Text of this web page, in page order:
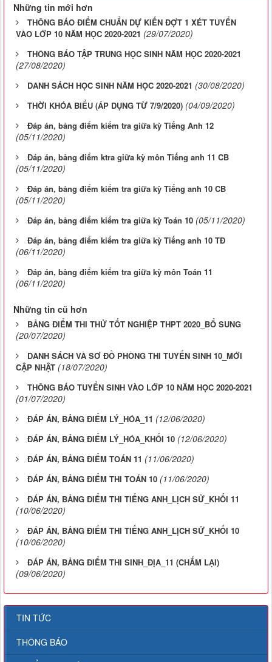
Những tin mới hơn
THÔNG BÁO ĐIỂM CHUẨN DỰ KIẾN ĐỢT 1 XÉT TUYỂN
VÀO LỚP 10 NĂM HỌC 2020-2021 (29/07/2020)
THÔNG BÁO TẬP TRUNG HỌC SINH NĂM HỌC 2020-2021
(27/08/2020)
DANH SÁCH HỌC SINH NĂM HỌC 2020-2021 (30/08/2020)
THỜI KHÓA BIỂU (ÁP DỤNG TỪ 7/9/2020) (04/09/2020)
Đáp án, bảng điểm kiểm tra giữa kỳ Tiếng Anh 12
(05/11/2020)
Đáp án, bảng điểm ktra giữa kỳ môn Tiếng anh 11 CB
(05/11/2020)
Đáp án, bảng điểm kiểm tra giữa kỳ Tiếng anh 10 CB
(05/11/2020)
Đáp án, bảng điểm kiểm tra giữa kỳ Toán 10 (05/11/2020)
Đáp án, bảng điểm kiểm tra giữa kỳ Tiếng anh 10 TĐ
(06/11/2020)
Đáp án, bảng điểm kiểm tra giữa kỳ môn Toán 11
(06/11/2020)
Những tin cũ hơn
BẢNG ĐIỂM THI THỬ TỐT NGHIỆP THPT 2020_BỔ SUNG
(20/07/2020)
DANH SÁCH VÀ SƠ ĐỒ PHÒNG THI TUYỂN SINH 10_MỚI
CẬP NHẬT (18/07/2020)
THÔNG BÁO TUYỂN SINH VÀO LỚP 10 NĂM HỌC 2020-2021
(01/07/2020)
ĐÁP ÁN, BẢNG ĐIỂM LÝ_HÓA_11 (12/06/2020)
ĐÁP ÁN, BẢNG ĐIỂM LÝ_HÓA_KHỐI 10 (12/06/2020)
ĐÁP ÁN, BẢNG ĐIỂM TOÁN 11 (11/06/2020)
ĐÁP ÁN, BẢNG ĐIỂM THI TOÁN 10 (11/06/2020)
ĐÁP ÁN, BẢNG ĐIỂM THI TIẾNG ANH_LỊCH SỬ_KHỐI 11
(10/06/2020)
ĐÁP ÁN, BẢNG ĐIỂM THI TIẾNG ANH_LỊCH SỬ_KHỐI 10
(10/06/2020)
ĐÁP ÁN, BẢNG ĐIỂM THI SINH_ĐỊA_11 (CHẤM LẠI)
(09/06/2020)
TIN TỨC
THÔNG BÁO